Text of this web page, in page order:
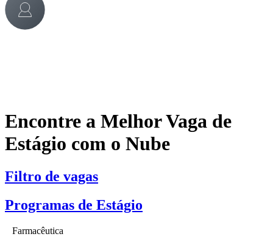
Encontre a Melhor Vaga de
Estágio com o Nube
Filtro de vagas
Programas de Estágio
Farmacêutica